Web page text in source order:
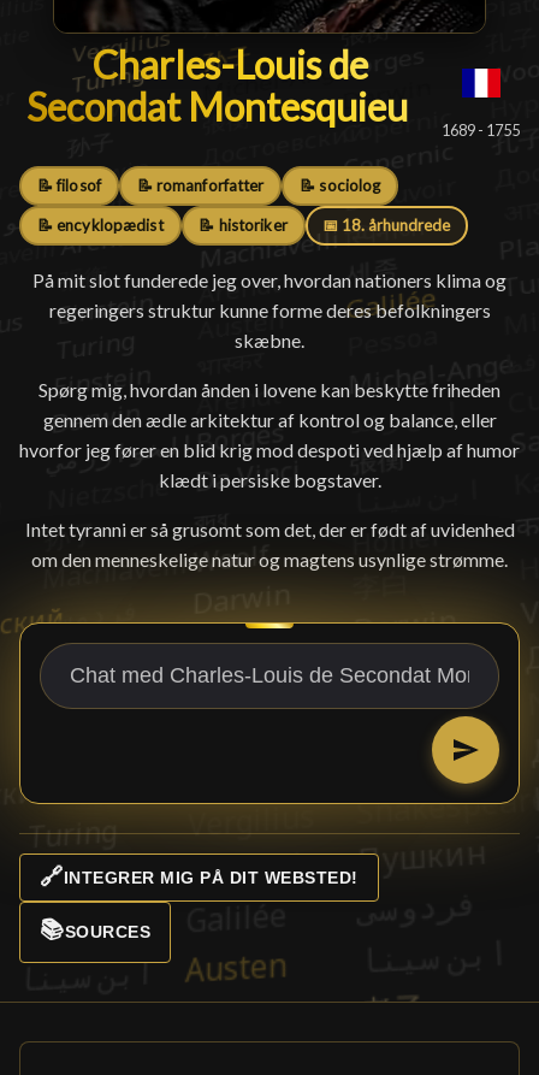
Charles-Louis de
Charles-Louis de
Secondat Montesquieu█ 1689 - 1755
📝 filosof 📝 romanforfatter 📝 sociolog
📝 encyklopædist 📝 historiker 📅 18. århundrede
På mit slot funderede jeg over, hvordan nationers klima og
regeringers struktur kunne forme deres befolkningers
skæbne.
Spørg mig, hvordan ånden i lovene kan beskytte friheden
gennem den ædle arkitektur af kontrol og balance, eller
hvorfor jeg fører en blid krig mod despoti ved hjælp af humor
klædt i persiske bogstaver.
Intet tyranni er så grusomt som det, der er født af uvidenhed
om den menneskelige natur og magtens usynlige strømme.
🔗INTEGRER MIG PÅ DIT WEBSTED!
📚SOURCES